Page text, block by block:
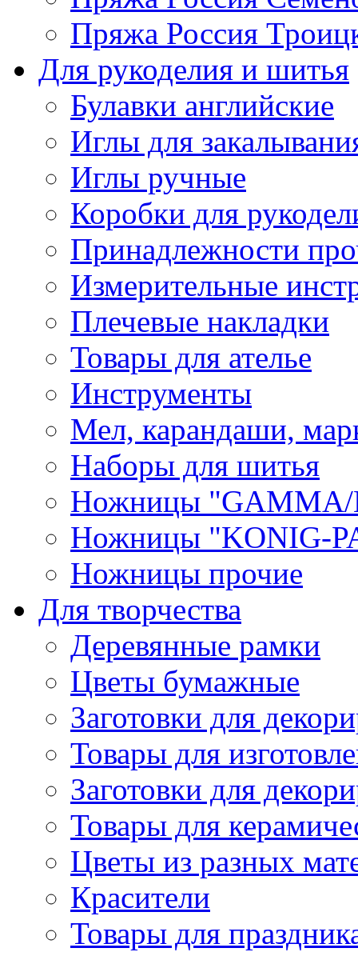
Пряжа Россия
Для рукоделия и шитья
Булавки английские
Иглы для
Иглы ручные
Коробки для
Принадлежности
Измерительные
Плечевые накладки
Товары для ателье
Инструменты
Мел, карандаши,
Наборы для шитья
Ножницы "GAMMA/
Ножницы "KONIG-
Ножницы прочие
Для творчества
Деревянные рамки
Цветы бумажные
Заготовки для
Товары для
Заготовки для
Товары для
Цветы из разных
Красители
Товары для